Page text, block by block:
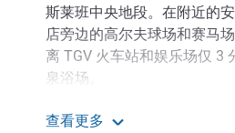
斯莱班中央地段。在附近的
店旁边的高尔夫球场和赛马
离 TGV 火车站和娱乐场仅 3
泉浴场。
靠近 A41 高速公路入口，方
查看更多